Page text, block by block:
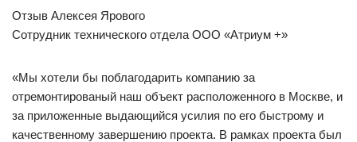
Отзыв Алексея Ярового
Сотрудник технического отдела ООО «Атриум +»
«Мы хотели бы поблагодарить компанию за
отремонтированый наш объект расположенного в Москве, и
за приложенные выдающийся усилия по его быстрому и
качественному завершению проекта. В рамках проекта был